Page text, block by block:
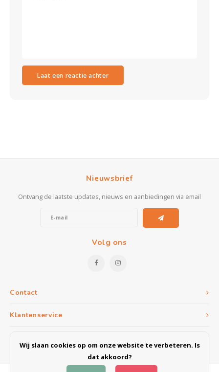
Laat een reactie achter
Contact
Nieuwsbrief
Ontvang de laatste updates, nieuws en aanbiedingen via email
Volg ons
Klantenservice
Wij slaan cookies op om onze website te verbeteren. Is
dat akkoord?